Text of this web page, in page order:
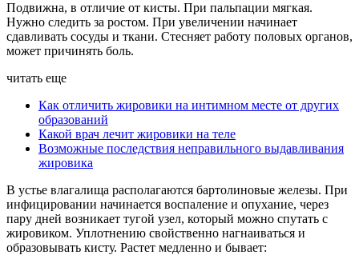
Подвижна, в отличие от кисты. При пальпации мягкая.
Нужно следить за ростом. При увеличении начинает
сдавливать сосуды и ткани. Стесняет работу половых органов,
может причинять боль.
читать еще
Как отличить жировики на интимном месте от других
образований
Какой врач лечит жировики на теле
Возможные последствия неправильного выдавливания
жировика
В устье влагалища располагаются бартолиновые железы. При
инфицировании начинается воспаление и опухание, через
пару дней возникает тугой узел, который можно спутать с
жировиком. Уплотнению свойственно нагнаиваться и
образовывать кисту. Растет медленно и бывает: